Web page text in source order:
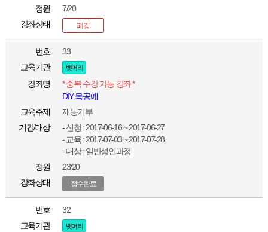
정원
7/20
강좌상태
폐강
번호
33
교육기관
뱃머리
강좌명
* 중복 수강 가능 강좌 *
DIY 목공예
교육주제
재능기부
기간/대상
- 신청 : 2017-06-16 ~ 2017-06-27
- 교육 : 2017-07-03 ~ 2017-07-28
- 대상 : 일반성인과정
정원
23/20
강좌상태
접수완료
번호
32
교육기관
뱃머리